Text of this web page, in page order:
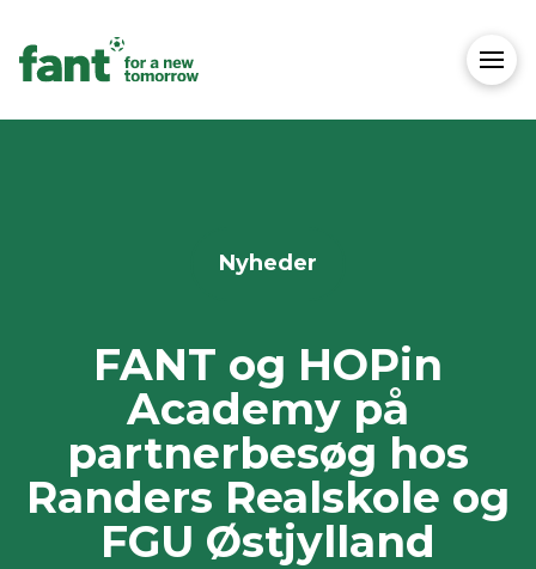
Nyheder
FANT og HOPin
Academy på
partnerbesøg hos
Randers Realskole og
FGU Østjylland